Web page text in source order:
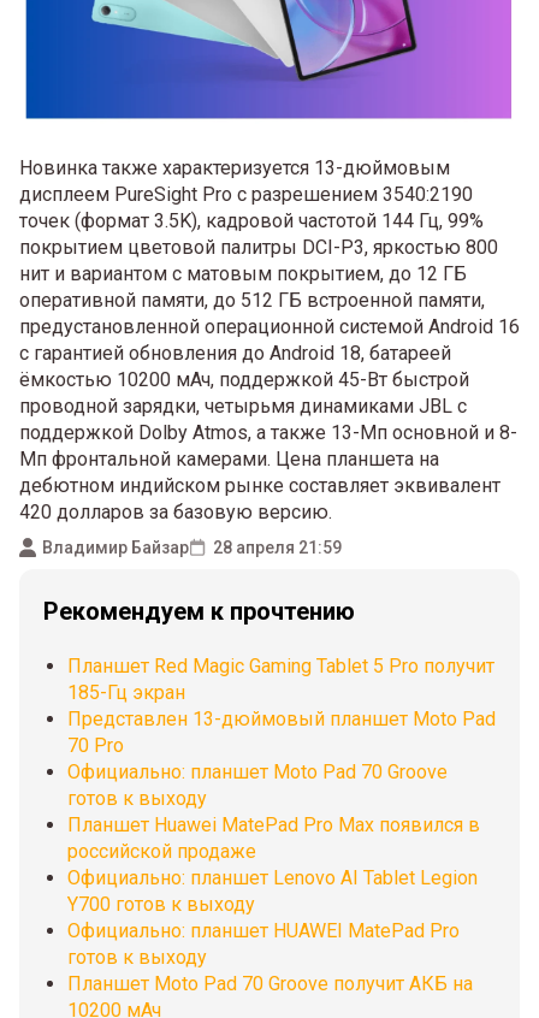
Новинка также характеризуется 13-дюймовым
дисплеем PureSight Pro с разрешением 3540:2190
точек (формат 3.5K), кадровой частотой 144 Гц, 99%
покрытием цветовой палитры DCI-P3, яркостью 800
нит и вариантом с матовым покрытием, до 12 ГБ
оперативной памяти, до 512 ГБ встроенной памяти,
предустановленной операционной системой Android 16
с гарантией обновления до Android 18, батареей
ёмкостью 10200 мАч, поддержкой 45-Вт быстрой
проводной зарядки, четырьмя динамиками JBL с
поддержкой Dolby Atmos, а также 13-Мп основной и 8-
Мп фронтальной камерами. Цена планшета на
дебютном индийском рынке составляет эквивалент
420 долларов за базовую версию.
Владимир Байзар 28 апреля 21:59
Рекомендуем к прочтению
Планшет Red Magic Gaming Tablet 5 Pro получит
185-Гц экран
Представлен 13-дюймовый планшет Moto Pad
70 Pro
Официально: планшет Moto Pad 70 Groove
готов к выходу
Планшет Huawei MatePad Pro Max появился в
российской продаже
Официально: планшет Lenovo AI Tablet Legion
Y700 готов к выходу
Официально: планшет HUAWEI MatePad Pro
готов к выходу
Планшет Moto Pad 70 Groove получит АКБ на
10200 мАч